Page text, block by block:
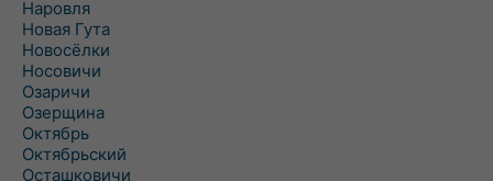
Наровля
Новая Гута
Новосёлки
Носовичи
Озаричи
Озерщина
Октябрь
Октябрьский
Осташковичи